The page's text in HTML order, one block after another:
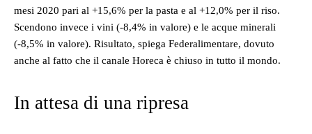
mesi 2020 pari al +15,6% per la pasta e al +12,0% per il riso.
Scendono invece i vini (-8,4% in valore) e le acque minerali
(-8,5% in valore). Risultato, spiega Federalimentare, dovuto
anche al fatto che il canale Horeca è chiuso in tutto il mondo.
In attesa di una ripresa